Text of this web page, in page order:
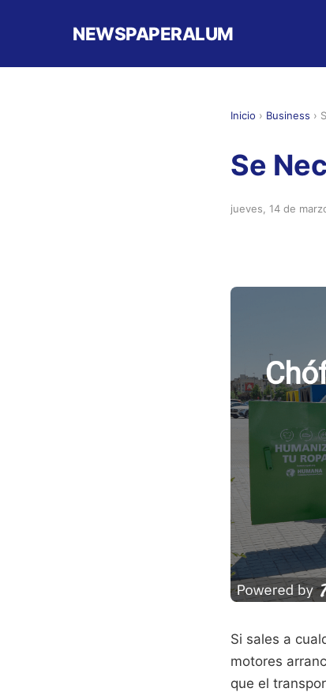
NEWSPAPERALUM
Inicio › Business ›
Se
jueves, 14 de
Si sales a
motores
que el